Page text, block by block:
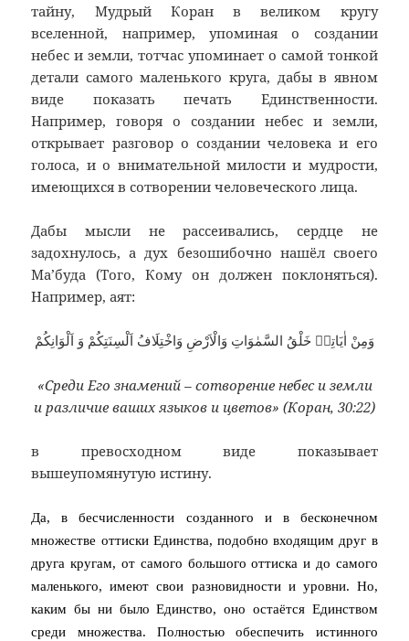
тайну, Мудрый Коран в великом кругу
вселенной, например, упоминая о создании
небес и земли, тотчас упоминает о самой тонкой
детали самого маленького круга, дабы в явном
виде показать печать Единственности.
Например, говоря о создании небес и земли,
открывает разговор о создании человека и его
голоса, и о внимательной милости и мудрости,
имеющихся в сотворении человеческого лица.
Дабы мысли не рассеивались, сердце не
задохнулось, а дух безошибочно нашёл своего
Ма’буда (Того, Кому он должен поклоняться).
Например, аят:
وَمِنْ اٰيَاتِهٖ خَلْقُ السَّمٰوَاتِ وَالْاَرْضِ وَاخْتِلَافُ اَلْسِنَتِكُمْ وَ اَلْوَانِكُمْ
«Среди Его знамений – сотворение небес и земли
и различие ваших языков и цветов» (Коран, 30:22)
в превосходном виде показывает
вышеупомянутую истину.
Да, в бесчисленности созданного и в бесконечном
множестве оттиски Единства, подобно входящим друг в
друга кругам, от самого большого оттиска и до самого
маленького, имеют свои разновидности и уровни. Но,
каким бы ни было Единство, оно остаётся Единством
среди множества. Полностью обеспечить истинного